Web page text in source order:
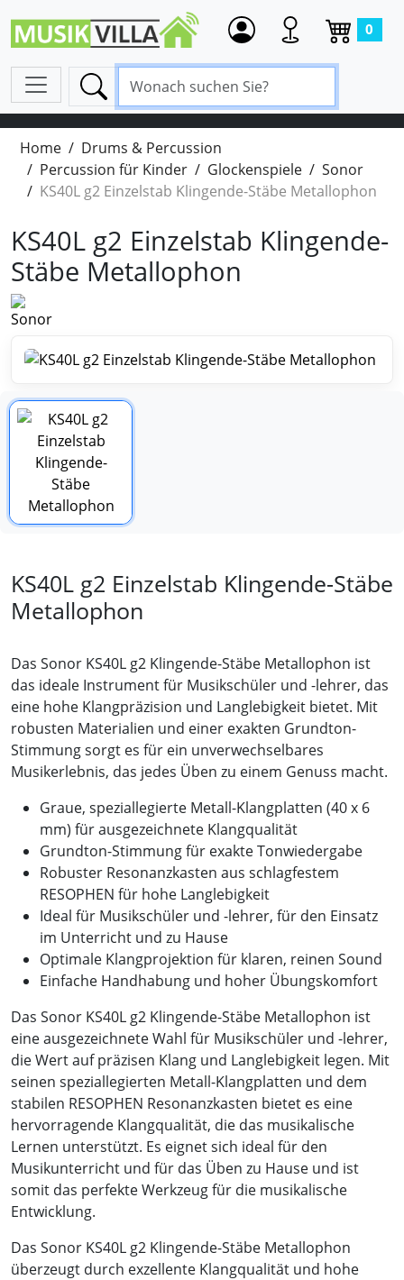
0
Home
Drums & Percussion
Percussion für Kinder
Glockenspiele
Sonor
KS40L g2 Einzelstab Klingende-Stäbe Metallophon
KS40L g2 Einzelstab Klingende-
Stäbe Metallophon
KS40L g2 Einzelstab Klingende-Stäbe
Metallophon
Das Sonor KS40L g2 Klingende-Stäbe Metallophon ist
das ideale Instrument für Musikschüler und -lehrer, das
eine hohe Klangpräzision und Langlebigkeit bietet. Mit
robusten Materialien und einer exakten Grundton-
Stimmung sorgt es für ein unverwechselbares
Musikerlebnis, das jedes Üben zu einem Genuss macht.
Graue, speziallegierte Metall-Klangplatten (40 x 6
mm) für ausgezeichnete Klangqualität
Grundton-Stimmung für exakte Tonwiedergabe
Robuster Resonanzkasten aus schlagfestem
RESOPHEN für hohe Langlebigkeit
Ideal für Musikschüler und -lehrer, für den Einsatz
im Unterricht und zu Hause
Optimale Klangprojektion für klaren, reinen Sound
Einfache Handhabung und hoher Übungskomfort
Das Sonor KS40L g2 Klingende-Stäbe Metallophon ist
eine ausgezeichnete Wahl für Musikschüler und -lehrer,
die Wert auf präzisen Klang und Langlebigkeit legen. Mit
seinen speziallegierten Metall-Klangplatten und dem
stabilen RESOPHEN Resonanzkasten bietet es eine
hervorragende Klangqualität, die das musikalische
Lernen unterstützt. Es eignet sich ideal für den
Musikunterricht und für das Üben zu Hause und ist
somit das perfekte Werkzeug für die musikalische
Entwicklung.
Das Sonor KS40L g2 Klingende-Stäbe Metallophon
überzeugt durch exzellente Klangqualität und hohe